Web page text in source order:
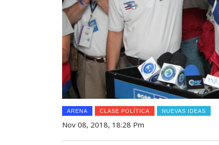
ARENA CLASE POLÍTICA NUEVAS IDEAS
Nov 08, 2018, 18:28 Pm